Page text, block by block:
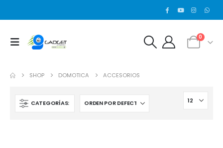
0
SHOP DOMOTICA ACCESORIOS
CATEGORÍAS: